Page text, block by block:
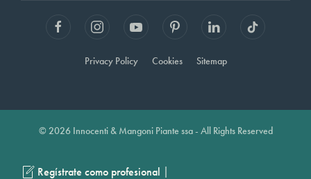
Privacy Policy Cookies Sitemap
© 2026 Innocenti & Mangoni Piante ssa - All Rights Reserved
Regístrate como profesional |